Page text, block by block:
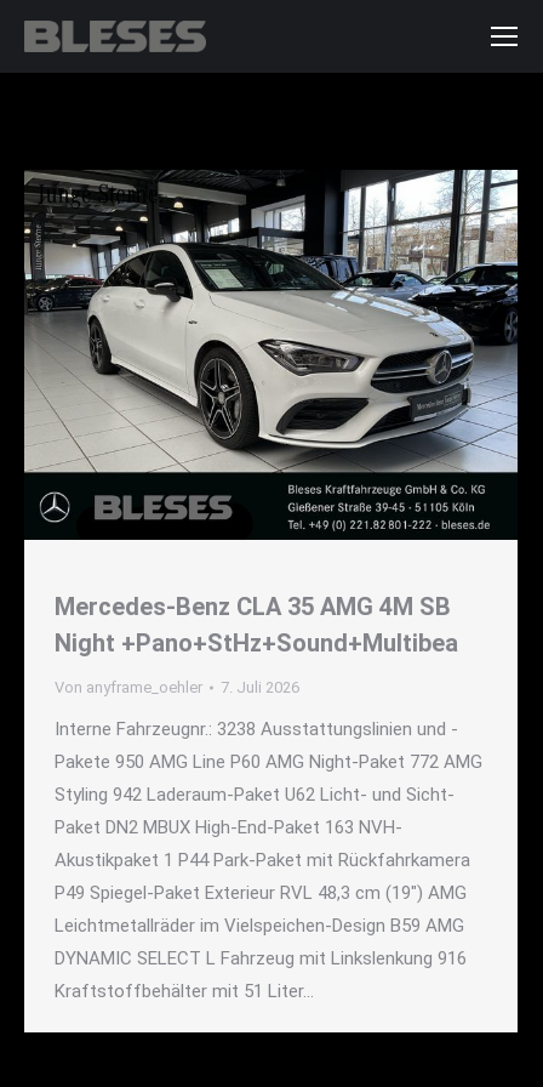
Mercedes-Benz CLA 35 AMG 4M SB
Night +Pano+StHz+Sound+Multibea
Von anyframe_oehler 7. Juli 2026
Interne Fahrzeugnr.: 3238 Ausstattungslinien und -
Pakete 950 AMG Line P60 AMG Night-Paket 772 AMG
Styling 942 Laderaum-Paket U62 Licht- und Sicht-
Paket DN2 MBUX High-End-Paket 163 NVH-
Akustikpaket 1 P44 Park-Paket mit Rückfahrkamera
P49 Spiegel-Paket Exterieur RVL 48,3 cm (19") AMG
Leichtmetallräder im Vielspeichen-Design B59 AMG
DYNAMIC SELECT L Fahrzeug mit Linkslenkung 916
Kraftstoffbehälter mit 51 Liter…